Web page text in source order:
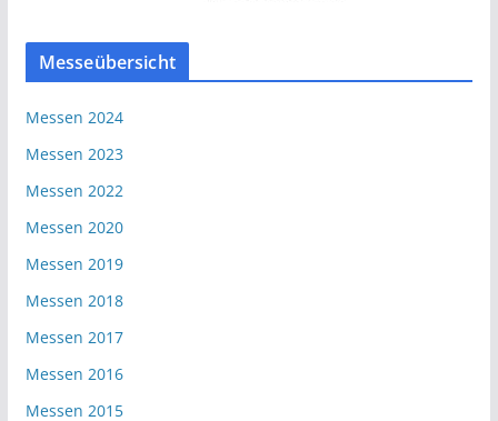
Messeübersicht
Messen 2024
Messen 2023
Messen 2022
Messen 2020
Messen 2019
Messen 2018
Messen 2017
Messen 2016
Messen 2015